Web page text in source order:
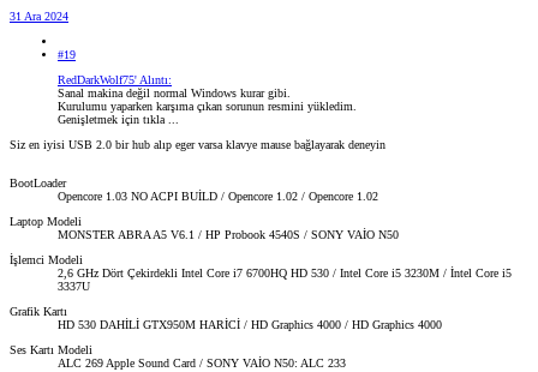
31 Ara 2024
#19
RedDarkWolf75' Alıntı:
Sanal makina değil normal Windows kurar gibi.
Kurulumu yaparken karşıma çıkan sorunun resmini yükledim.
Genişletmek için tıkla ...
Siz en iyisi USB 2.0 bir hub alıp eger varsa klavye mause bağlayarak deneyin
BootLoader
Opencore 1.03 NO ACPI BUİLD / Opencore 1.02 / Opencore 1.02
Laptop Modeli
MONSTER ABRA A5 V6.1 / HP Probook 4540S / SONY VAİO N50
İşlemci Modeli
2,6 GHz Dört Çekirdekli Intel Core i7 6700HQ HD 530 / Intel Core i5 3230M / İntel Core i5
3337U
Grafik Kartı
HD 530 DAHİLİ GTX950M HARİCİ / HD Graphics 4000 / HD Graphics 4000
Ses Kartı Modeli
ALC 269 Apple Sound Card / SONY VAİO N50: ALC 233